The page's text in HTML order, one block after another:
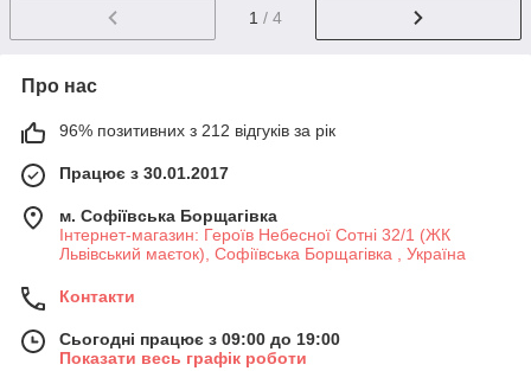
1 / 4
Про нас
96% позитивних з 212 відгуків за рік
Працює з 30.01.2017
м. Софіївська Борщагівка
Інтернет-магазин: Героїв Небесної Сотні 32/1 (ЖК
Львівський маєток), Софіївська Борщагівка , Україна
Контакти
Сьогодні працює з 09:00 до 19:00
Показати весь графік роботи